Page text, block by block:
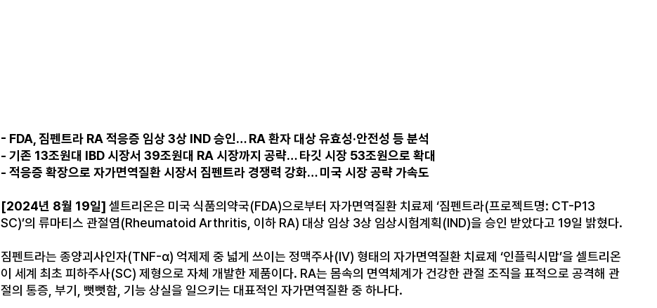
- FDA, 짐펜트라 RA 적응증 임상3상 IND승인… RA 환자 대상 유효성·안전성 등 분석
- 기존 13조원대 IBD 시장서 39조원대 RA 시장까지 공략…타깃 시장 53조원으로 확대
- 적응증 확장으로 자가면역질환 시장서 짐펜트라 경쟁력 강화…미국 시장 공략 가속도
[2024년 8월 19일] 셀트리온은 미국 식품의약국(FDA)으로부터 자가면역질환 치료제 ‘짐펜트라(프로젝트명: CT-P13
SC)’의 류마티스 관절염(Rheumatoid Arthritis, 이하 RA) 대상 임상 3상 임상시험계획(IND)을 승인 받았다고 19일 밝혔다.
짐펜트라는 종양괴사인자(TNF-α) 억제제 중 넓게 쓰이는 정맥주사(IV) 형태의 자가면역질환 치료제 ‘인플릭시맙’을 셀트리온
이 세계 최초 피하주사(SC) 제형으로 자체 개발한 제품이다. RA는 몸속의 면역체계가 건강한 관절 조직을 표적으로 공격해 관
절의 통증 부기 뻣뻣함 기능 상실을 일으키는 대표적인 자가면역질환 중 하나다.